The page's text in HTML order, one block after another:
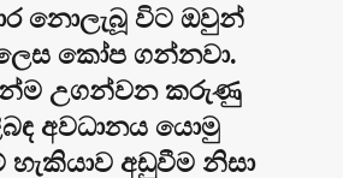
නොලැබූ විට ඔවුන්
ලෙස කෝප ගන්නවා.
උගන්වන කරුණු
අවධානය යොමු
හැකියාව අඩුවීම නිසා